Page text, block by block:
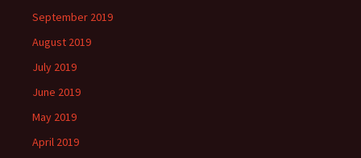
September 2019
August 2019
July 2019
June 2019
May 2019
April 2019